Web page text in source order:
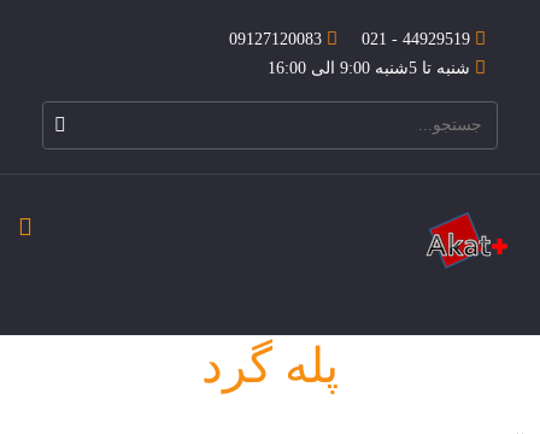
44929519 - 021
09127120083
شنبه تا 5شنبه 9:00 الی 16:00
پله گرد